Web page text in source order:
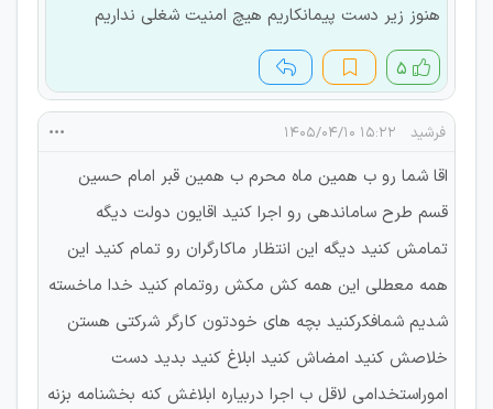
هنوز زیر دست پیمانکاریم هیچ امنیت شغلی نداریم
۵
فرشید ۱۵:۲۲ ۱۴۰۵/۰۴/۱۰
اقا شما رو ب همین ماه محرم ب همین قبر امام حسین
قسم طرح ساماندهی رو اجرا کنید اقایون دولت دیگه
تمامش کنید دیگه این انتظار ماکارگران رو تمام کنید این
همه معطلی این همه کش مکش روتمام کنید خدا ماخسته
شدیم شمافکرکنید بچه های خودتون کارگر شرکتی هستن
خلاصش کنید امضاش کنید ابلاغ کنید بدید دست
اموراستخدامی لاقل ب اجرا دربیاره ابلاغش کنه بخشنامه بزنه